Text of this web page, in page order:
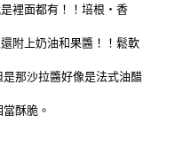
裡面都有！！培根‧香
附上奶油和果醬！！鬆軟
那沙拉醬好像是法式油醋
酥脆。